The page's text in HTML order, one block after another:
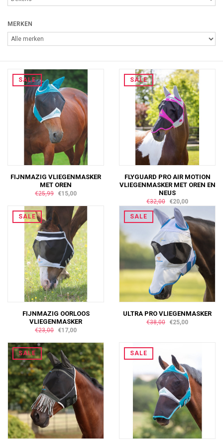
MERKEN
SALE
FIJNMAZIG VLIEGENMASKER
MET OREN
€25,99 €15,00
SALE
FLYGUARD PRO AIR MOTION
VLIEGENMASKER MET OREN EN
NEUS
€32,00 €20,00
SALE
FIJNMAZIG OORLOOS
VLIEGENMASKER
€23,00 €17,00
SALE
ULTRA PRO VLIEGENMASKER
€38,00 €25,00
SALE SALE